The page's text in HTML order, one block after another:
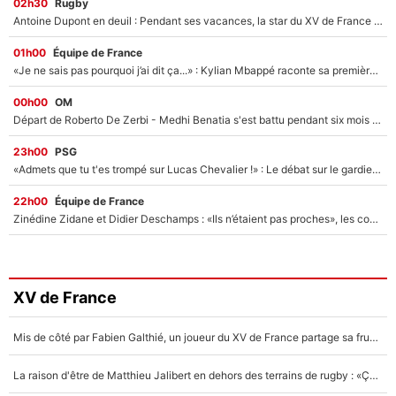
02h30
Rugby
Antoine Dupont en deuil : Pendant ses vacances, la star du XV de France a perdu sa grand-mère
01h00 Équipe de France
«Je ne sais pas pourquoi j’ai dit ça...» : Kylian Mbappé raconte sa première rencontre avec Zinédine Zidane (et c’est très drôle)
00h00 OM
Départ de Roberto De Zerbi - Medhi Benatia s'est battu pendant six mois pour le retenir à l'OM, le PSG a été le naufrage de trop : «Je pars avec toi»
23h00 PSG
«Admets que tu t'es trompé sur Lucas Chevalier !» : Le débat sur le gardien du PSG vire au clash à l'After Foot
22h00 Équipe de France
Zinédine Zidane et Didier Deschamps : «Ils n’étaient pas proches», les confidences d’un membre de l’équipe de France 1998 sur leur relation spéciale
XV de France
Mis de côté par Fabien Galthié, un joueur du XV de France partage sa frustration : «ils ne me l’ont pas dit tout de suite»
La raison d'être de Matthieu Jalibert en dehors des terrains de rugby : «Ça m'atteint autant que si tu touches à un membre de ma famille»